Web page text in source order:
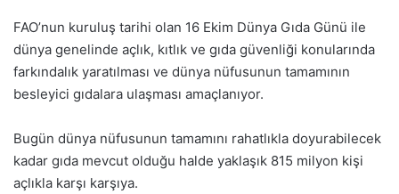
FAO’nun kuruluş tarihi olan 16 Ekim Dünya Gıda Günü ile
dünya genelinde açlık, kıtlık ve gıda güvenliği konularında
farkındalık yaratılması ve dünya nüfusunun tamamının
besleyici gıdalara ulaşması amaçlanıyor.
Bugün dünya nüfusunun tamamını rahatlıkla doyurabilecek
kadar gıda mevcut olduğu halde yaklaşık 815 milyon kişi
açlıkla karşı karşıya.